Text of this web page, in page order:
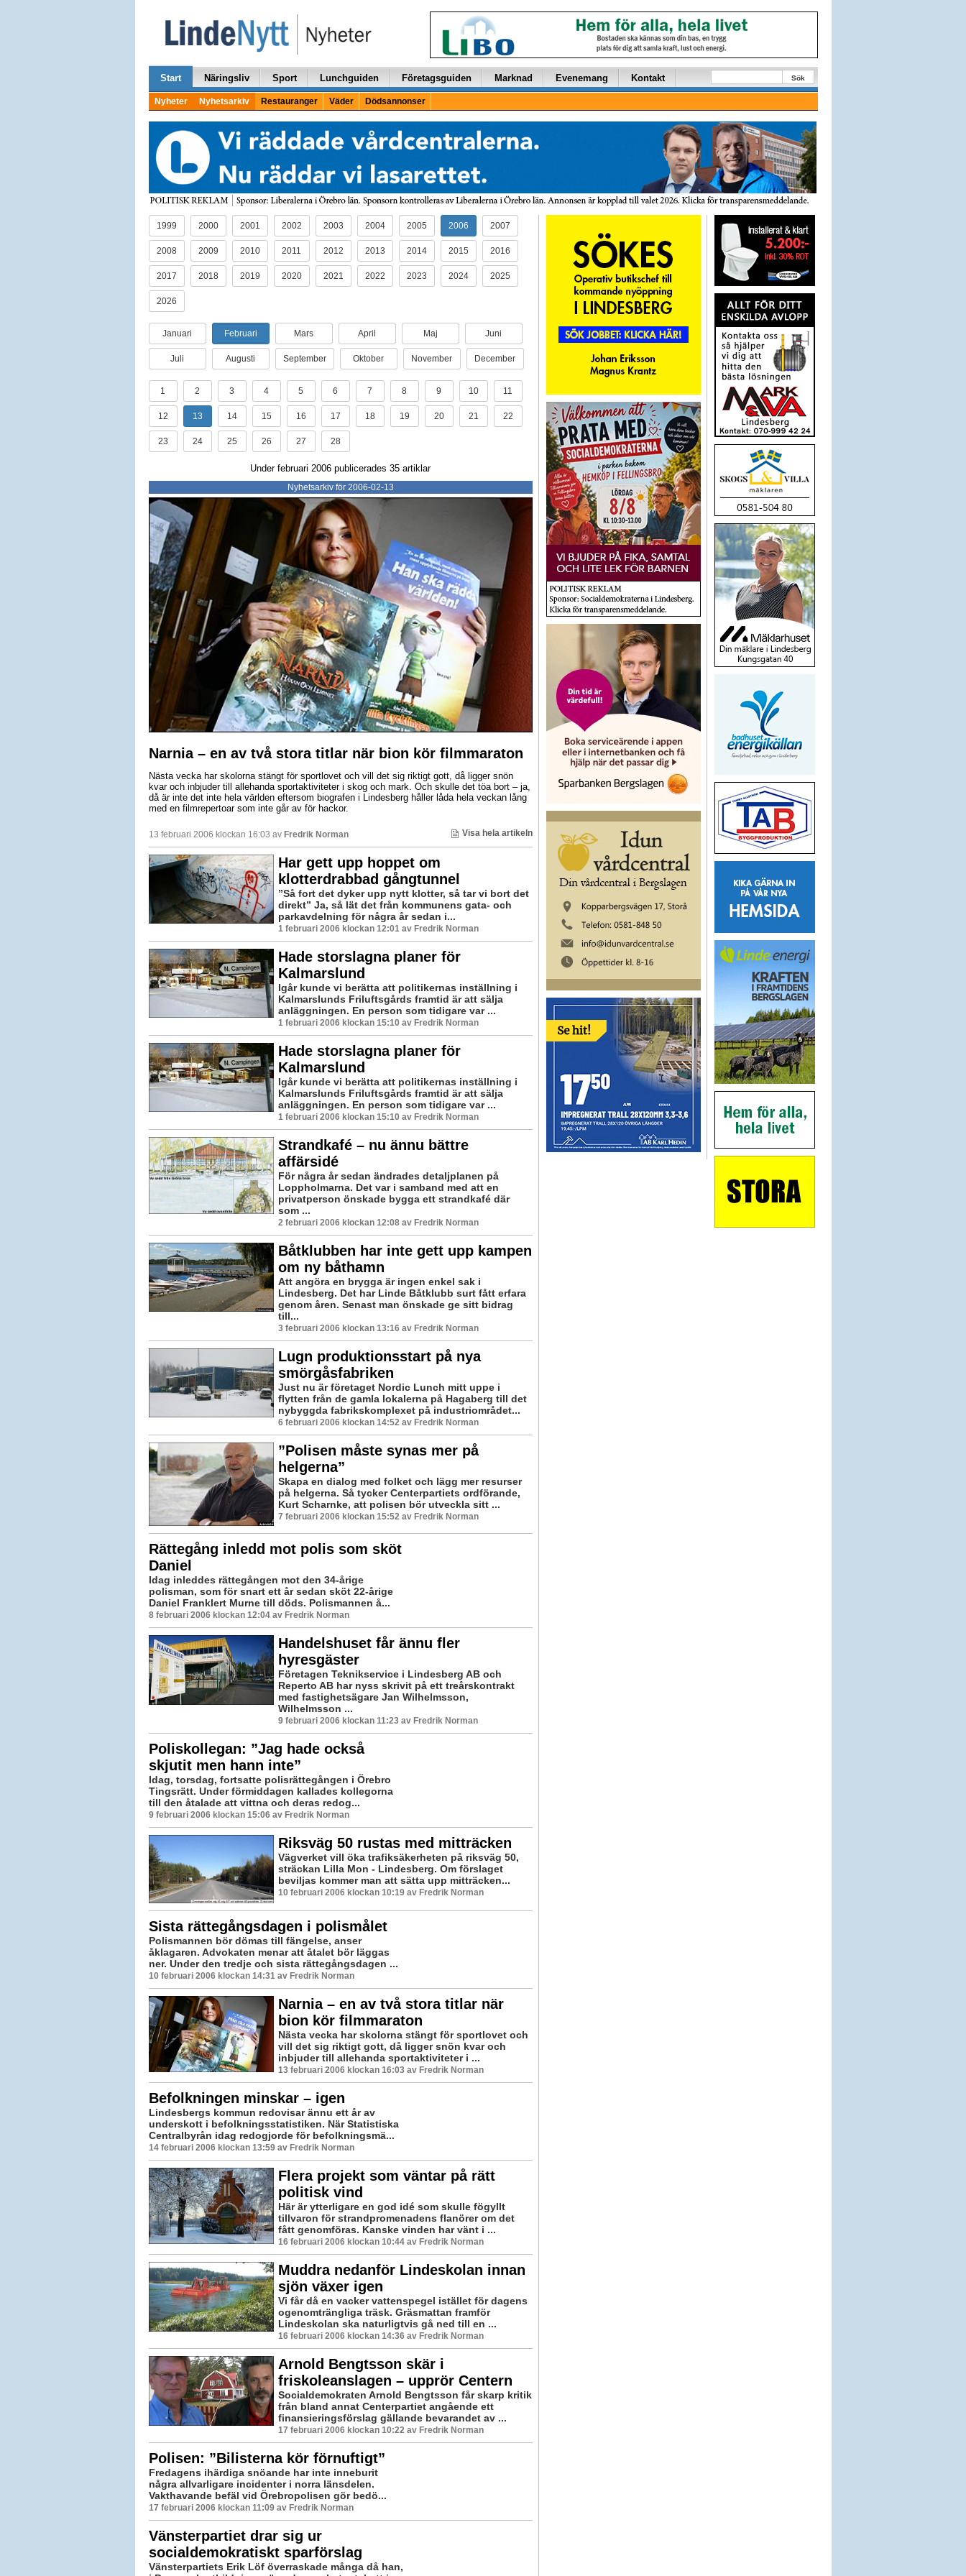
Start Näringsliv Sport Lunchguiden Företagsguiden Marknad Evenemang Kontakt Sök
Nyheter Nyhetsarkiv Restauranger Väder Dödsannonser
1999 2000 2001 2002 2003 2004 2005 2006 2007
2008 2009 2010 2011 2012 2013 2014 2015 2016
2017 2018 2019 2020 2021 2022 2023 2024 2025
2026
Januari Februari Mars April Maj Juni
Juli Augusti September Oktober November December
1 2 3 4 5 6 7 8 9 10 11
12 13 14 15 16 17 18 19 20 21 22
23 24 25 26 27 28
Under februari 2006 publicerades 35 artiklar
Nyhetsarkiv för 2006-02-13
Narnia – en av två stora titlar när bion kör filmmaraton
Nästa vecka har skolorna stängt för sportlovet och vill det sig riktigt gott, då ligger snön
kvar och inbjuder till allehanda sportaktiviteter i skog och mark. Och skulle det töa bort – ja,
då är inte det inte hela världen eftersom biografen i Lindesberg håller låda hela veckan lång
med en filmrepertoar som inte går av för hackor.
13 februari 2006 klockan 16:03 av Fredrik Norman Visa hela artikeln
Har gett upp hoppet om
klotterdrabbad gångtunnel
”Så fort det dyker upp nytt klotter, så tar vi bort det
direkt” Ja, så lät det från kommunens gata- och
parkavdelning för några år sedan i...
1 februari 2006 klockan 12:01 av Fredrik Norman
Hade storslagna planer för
Kalmarslund
Igår kunde vi berätta att politikernas inställning i
Kalmarslunds Friluftsgårds framtid är att sälja
anläggningen. En person som tidigare var ...
1 februari 2006 klockan 15:10 av Fredrik Norman
Hade storslagna planer för
Kalmarslund
Igår kunde vi berätta att politikernas inställning i
Kalmarslunds Friluftsgårds framtid är att sälja
anläggningen. En person som tidigare var ...
1 februari 2006 klockan 15:10 av Fredrik Norman
Strandkafé – nu ännu bättre
affärsidé
För några år sedan ändrades detaljplanen på
Loppholmarna. Det var i samband med att en
privatperson önskade bygga ett strandkafé där
som ...
2 februari 2006 klockan 12:08 av Fredrik Norman
Båtklubben har inte gett upp kampen
om ny båthamn
Att angöra en brygga är ingen enkel sak i
Lindesberg. Det har Linde Båtklubb surt fått erfara
genom åren. Senast man önskade ge sitt bidrag
till...
3 februari 2006 klockan 13:16 av Fredrik Norman
Lugn produktionsstart på nya
smörgåsfabriken
Just nu är företaget Nordic Lunch mitt uppe i
flytten från de gamla lokalerna på Hagaberg till det
nybyggda fabrikskomplexet på industriområdet...
6 februari 2006 klockan 14:52 av Fredrik Norman
”Polisen måste synas mer på
helgerna”
Skapa en dialog med folket och lägg mer resurser
på helgerna. Så tycker Centerpartiets ordförande,
Kurt Scharnke, att polisen bör utveckla sitt ...
7 februari 2006 klockan 15:52 av Fredrik Norman
Rättegång inledd mot polis som sköt
Daniel
Idag inleddes rättegången mot den 34-årige
polisman, som för snart ett år sedan sköt 22-årige
Daniel Franklert Murne till döds. Polismannen å...
8 februari 2006 klockan 12:04 av Fredrik Norman
Handelshuset får ännu fler
hyresgäster
Företagen Teknikservice i Lindesberg AB och
Reperto AB har nyss skrivit på ett treårskontrakt
med fastighetsägare Jan Wilhelmsson,
Wilhelmsson ...
9 februari 2006 klockan 11:23 av Fredrik Norman
Poliskollegan: ”Jag hade också
skjutit men hann inte”
Idag, torsdag, fortsatte polisrättegången i Örebro
Tingsrätt. Under förmiddagen kallades kollegorna
till den åtalade att vittna och deras redog...
9 februari 2006 klockan 15:06 av Fredrik Norman
Riksväg 50 rustas med mitträcken
Vägverket vill öka trafiksäkerheten på riksväg 50,
sträckan Lilla Mon - Lindesberg. Om förslaget
beviljas kommer man att sätta upp mitträcken...
10 februari 2006 klockan 10:19 av Fredrik Norman
Sista rättegångsdagen i polismålet
Polismannen bör dömas till fängelse, anser
åklagaren. Advokaten menar att åtalet bör läggas
ner. Under den tredje och sista rättegångsdagen ...
10 februari 2006 klockan 14:31 av Fredrik Norman
Narnia – en av två stora titlar när
bion kör filmmaraton
Nästa vecka har skolorna stängt för sportlovet och
vill det sig riktigt gott, då ligger snön kvar och
inbjuder till allehanda sportaktiviteter i ...
13 februari 2006 klockan 16:03 av Fredrik Norman
Befolkningen minskar – igen
Lindesbergs kommun redovisar ännu ett år av
underskott i befolkningsstatistiken. När Statistiska
Centralbyrån idag redogjorde för befolkningsmä...
14 februari 2006 klockan 13:59 av Fredrik Norman
Flera projekt som väntar på rätt
politisk vind
Här är ytterligare en god idé som skulle fögyllt
tillvaron för strandpromenadens flanörer om det
fått genomföras. Kanske vinden har vänt i ...
16 februari 2006 klockan 10:44 av Fredrik Norman
Muddra nedanför Lindeskolan innan
sjön växer igen
Vi får då en vacker vattenspegel istället för dagens
ogenomträngliga träsk. Gräsmattan framför
Lindeskolan ska naturligtvis gå ned till en ...
16 februari 2006 klockan 14:36 av Fredrik Norman
Arnold Bengtsson skär i
friskoleanslagen – upprör Centern
Socialdemokraten Arnold Bengtsson får skarp kritik
från bland annat Centerpartiet angående ett
finansieringsförslag gällande bevarandet av ...
17 februari 2006 klockan 10:22 av Fredrik Norman
Polisen: ”Bilisterna kör förnuftigt”
Fredagens ihärdiga snöande har inte inneburit
några allvarligare incidenter i norra länsdelen.
Vakthavande befäl vid Örebropolisen gör bedö...
17 februari 2006 klockan 11:09 av Fredrik Norman
Vänsterpartiet drar sig ur
socialdemokratiskt sparförslag
Vänsterpartiets Erik Löf överraskade många då han,